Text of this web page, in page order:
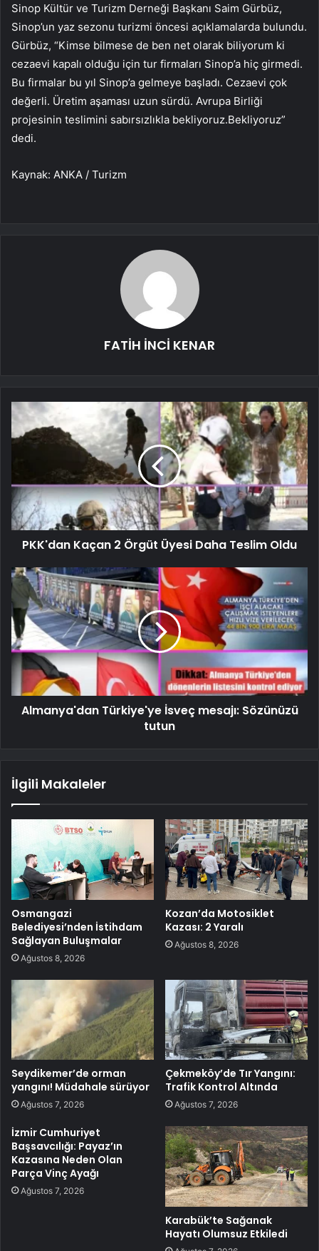
Sinop Kültür ve Turizm Derneği Başkanı Saim Gürbüz,
Sinop’un yaz sezonu turizmi öncesi açıklamalarda bulundu.
Gürbüz, “Kimse bilmese de ben net olarak biliyorum ki
cezaevi kapalı olduğu için tur firmaları Sinop’a hiç girmedi.
Bu firmalar bu yıl Sinop’a gelmeye başladı. Cezaevi çok
değerli. Üretim aşaması uzun sürdü. Avrupa Birliği
projesinin teslimini sabırsızlıkla bekliyoruz.Bekliyoruz”
dedi.
Kaynak: ANKA / Turizm
FATİH İNCİ KENAR
PKK'dan Kaçan 2 Örgüt Üyesi Daha Teslim Oldu
Almanya'dan Türkiye'ye İsveç mesajı: Sözünüzü
tutun
İlgili Makaleler
Osmangazi
Belediyesi’nden İstihdam
Sağlayan Buluşmalar
Ağustos 8, 2026
Kozan’da Motosiklet
Kazası: 2 Yaralı
Ağustos 8, 2026
Seydikemer’de orman
yangını! Müdahale sürüyor
Ağustos 7, 2026
Çekmeköy’de Tır Yangını:
Trafik Kontrol Altında
Ağustos 7, 2026
İzmir Cumhuriyet
Başsavcılığı: Payaz’ın
Kazasına Neden Olan
Parça Vinç Ayağı
Ağustos 7, 2026
Karabük’te Sağanak
Hayatı Olumsuz Etkiledi